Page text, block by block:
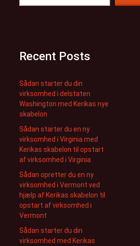
Recent Posts
Sådan starter du din
virksomhed i delstaten
Washington med Kerikas nye
skabelon
Sådan starter du en ny
virksomhed i Virginia med
Kerikas skabelon til opstart
af virksomhed i Virginia
Sådan opretter du en ny
virksomhed i Vermont ved
hjælp af Kerikas skabelon til
opstart af virksomhed i
Vermont
Sådan starter du din
virksomhed med Kerikas